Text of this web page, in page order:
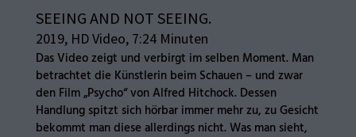
SEEING AND NOT SEEING.
2019, HD Video, 7:24 Minuten
Das Video zeigt und verbirgt im selben Moment. Man
betrachtet die Künstlerin beim Schauen – und zwar
den Film „Psycho“ von Alfred Hitchock. Dessen
Handlung spitzt sich hörbar immer mehr zu, zu Gesicht
bekommt man diese allerdings nicht. Was man sieht,